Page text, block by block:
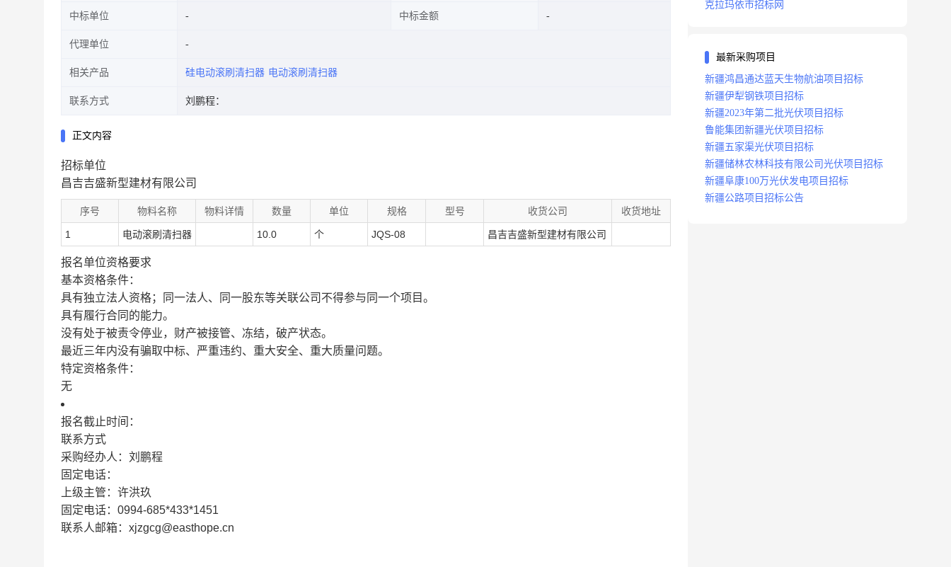
中标单位 中标金额
代理单位
相关产品 硅电动滚刷清扫器 电动滚刷清扫器
联系方式 刘鹏程：
正文内容
招标单位
昌吉吉盛新型建材有限公司
序号 物料名称 物料详情 数量 单位 规格 型号 收货公司 收货地址
1 电动滚刷清扫器 10.0 个 JQS-08 昌吉吉盛新型建材有限公司
报名单位资格要求
基本资格条件：
具有独立法人资格；同一法人、同一股东等关联公司不得参与同一个项目。
具有履行合同的能力。
没有处于被责令停业，财产被接管、冻结，破产状态。
最近三年内没有骗取中标、严重违约、重大安全、重大质量问题。
特定资格条件：
无
报名截止时间：
联系方式
采购经办人：刘鹏程
固定电话：
上级主管：许洪玖
固定电话：0994-685*433*1451
联系人邮箱：xjzgcg@easthope.cn
克拉玛依市招标网
最新采购项目
新疆鸿昌通达蓝天生物航油项目招标
新疆伊犁钢铁项目招标
新疆2023年第二批光伏项目招标
鲁能集团新疆光伏项目招标
新疆五家渠光伏项目招标
新疆储林农林科技有限公司光伏项目招标
新疆阜康100万光伏发电项目招标
新疆公路项目招标公告